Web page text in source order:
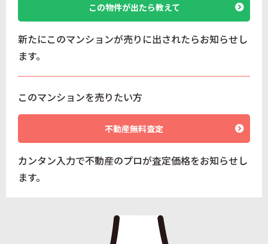
この物件が出たら教えて
新たにこのマンションが売りに出されたらお知らせし
ます。
このマンションを売りたい方
不動産無料査定
カンタン入力で不動産のプロが査定価格をお知らせし
ます。